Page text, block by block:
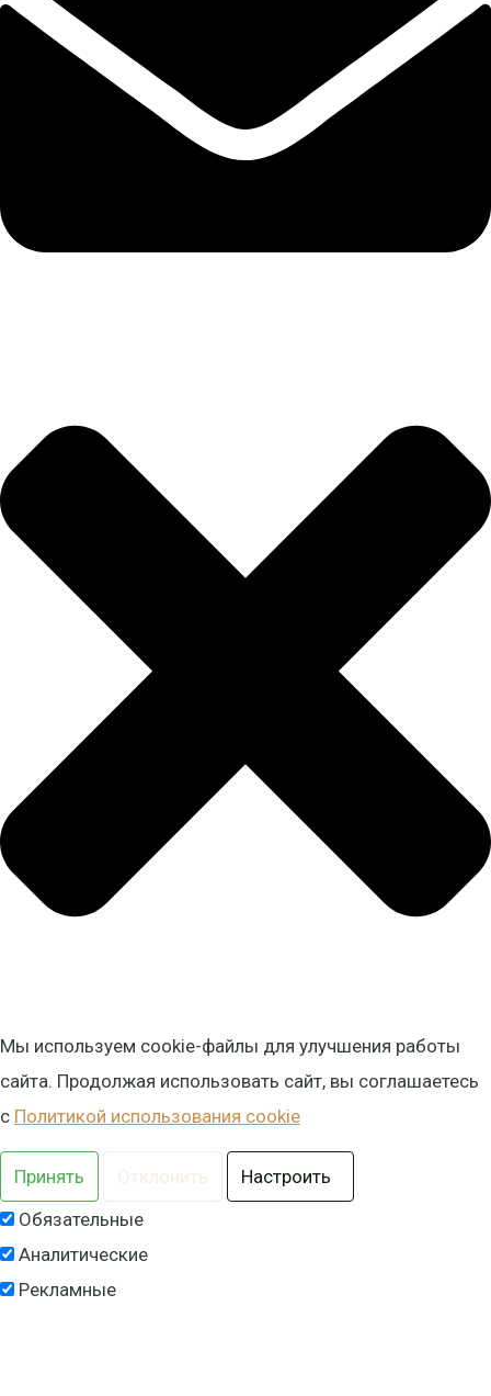
Мы используем cookie-файлы для улучшения работы
сайта. Продолжая использовать сайт, вы соглашаетесь
с Политикой использования cookie
Принять
Настроить
Обязательные
Аналитические
Рекламные